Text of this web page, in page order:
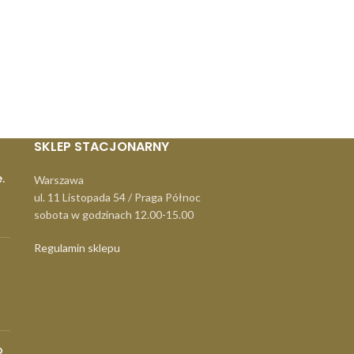
SKLEP STACJONARNY
Warszawa
ul. 11 Listopada 54 / Praga Północ
sobota w godzinach 12.00-15.00
Regulamin sklepu